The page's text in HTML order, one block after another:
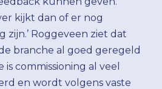
kijkt dan of er nog
zijn.’ Roggeveen ziet dat
branche al goed geregeld
is commissioning al veel
en wordt volgens vaste